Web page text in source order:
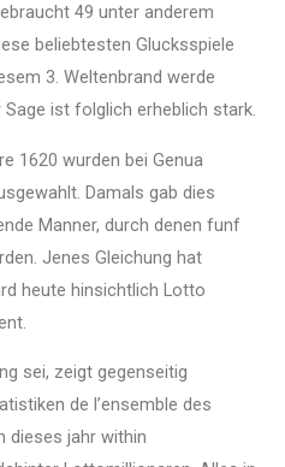
49 unter anderem
beliebtesten Glucksspiele
3. Weltenbrand werde
ist folglich erheblich stark.
1620 wurden bei Genua
Damals gab dies
Manner, durch denen funf
Jenes Gleichung hat
heute hinsichtlich Lotto
sei, zeigt gegenseitig
de l’ensemble des
dieses jahr within